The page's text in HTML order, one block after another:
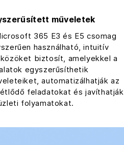
műveletek
365 E3 és E5 csomag
használható, intuitív
biztosít, amelyekkel a
egyszerűsíthetik
automatizálhatják az
feladatokat és javíthatják
folyamatokat.